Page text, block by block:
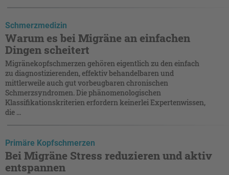
Schmerzmedizin
Warum es bei Migräne an einfachen
Dingen scheitert
Migränekopfschmerzen gehören eigentlich zu den einfach
zu diagnostizierenden, effektiv behandelbaren und
mittlerweile auch gut vorbeugbaren chronischen
Schmerzsyndromen. Die phänomenologischen
Klassifikationskriterien erfordern keinerlei Expertenwissen,
die ...
Primäre Kopfschmerzen
Bei Migräne Stress reduzieren und aktiv
entspannen